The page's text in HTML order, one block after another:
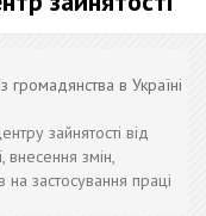
громадянства в Україні
зайнятості від
змін,
на застосування праці